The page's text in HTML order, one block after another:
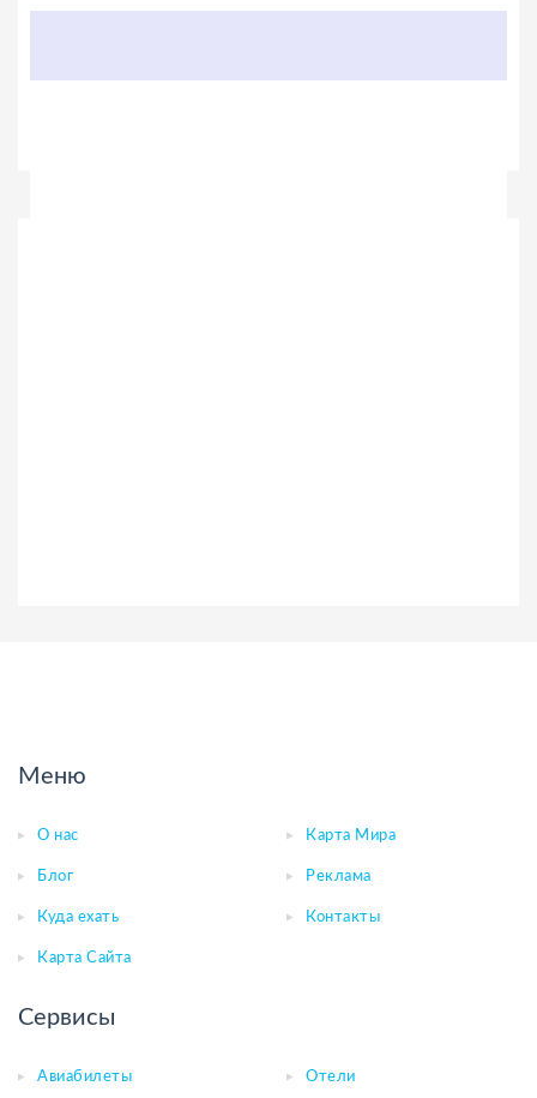
Меню
О нас Карта Мира
Блог Реклама
Куда ехать Контакты
Карта Сайта
Сервисы
Авиабилеты Отели